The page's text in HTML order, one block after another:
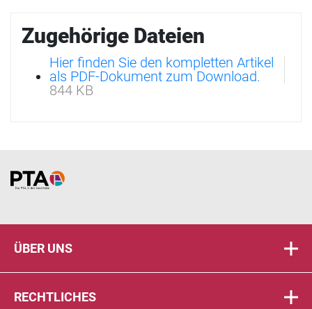
Zugehörige Dateien
Hier finden Sie den kompletten Artikel
als PDF-Dokument zum Download.
844 KB
Home
ÜBER UNS
RECHTLICHES